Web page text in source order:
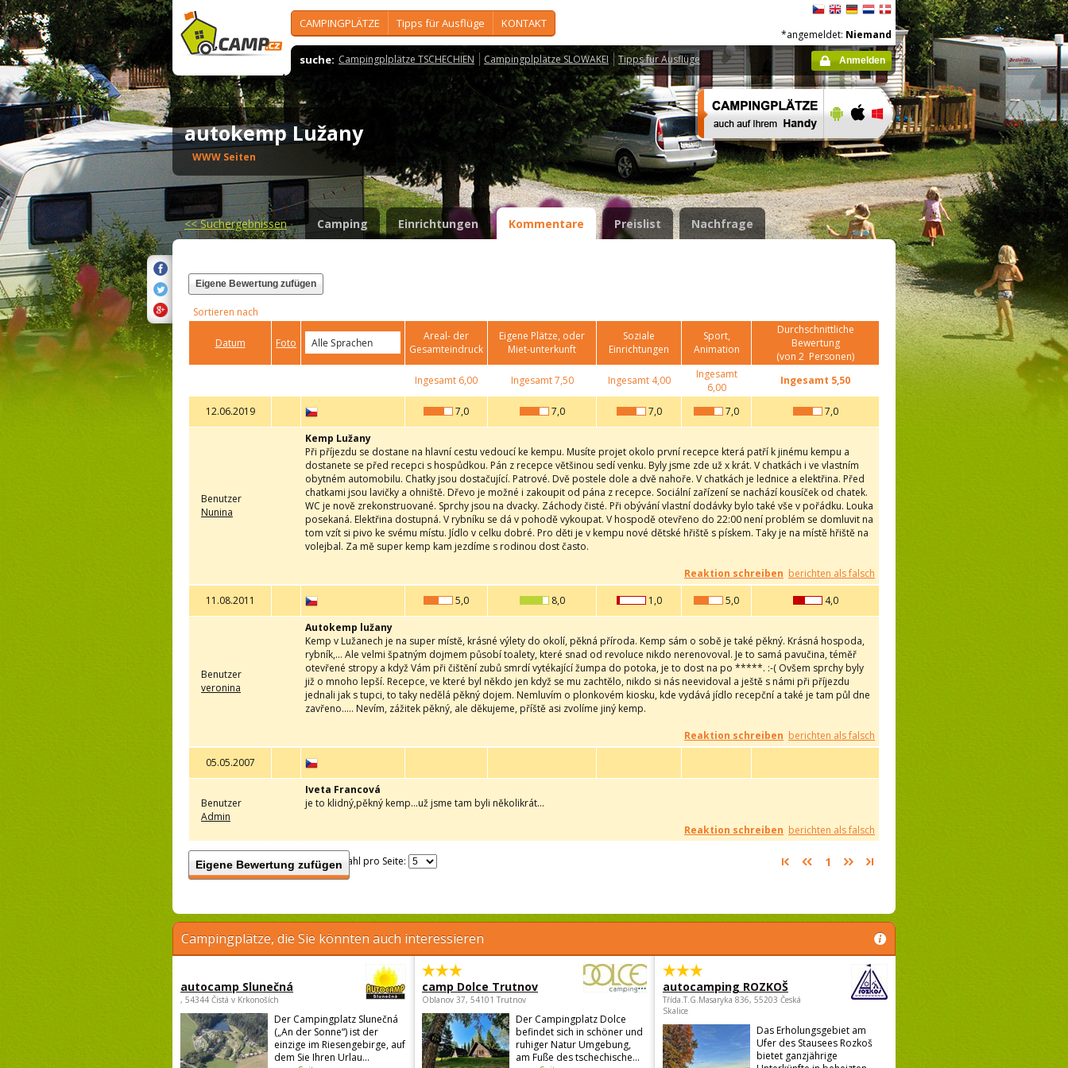
CAMPINGPLÄTZE Tipps für Ausflüge KONTAKT
suche: Campingplplätze TSCHECHIEN Campingplplätze SLOWAKEI Tipps für Ausflüge
*angemeldet: Niemand
Anmelden
autokemp Lužany
WWW Seiten
<<Suchergebnissen Camping Einrichtungen Kommentare Preislist Nachfrage
Eigene Bewertung zufügen
Sortieren nach
Datum Foto
Areal- der
Gesamteindruck
Eigene Plätze, oder
Miet-unterkunft
Soziale
Einrichtungen
Sport,
Animation
Durchschnittliche
Bewertung
(von 2 Personen)
Ingesamt 6,00 Ingesamt7,50 Ingesamt4,00
Ingesamt
6,00
Ingesamt 5,50
12.06.2019 7,0 7,0 7,0 7,0 7,0
Benutzer
Nunina
Kemp Lužany
Při příjezdu se dostane na hlavní cestu vedoucí ke kempu. Musíte projet okolo první recepce která patří k jinému kempu a
dostanete se před recepci s hospůdkou. Pán z recepce většinou sedí venku. Byly jsme zde už x krát. V chatkách i ve vlastním
obytném automobilu. Chatky jsou dostačující. Patrové. Dvě postele dole a dvě nahoře. V chatkách je lednice a elektřina. Před
chatkami jsou lavičky a ohniště. Dřevo je možné i zakoupit od pána z recepce. Sociální zařízení se nachází kousíček od chatek.
WC je nově zrekonstruované. Sprchy jsou na dvacky. Záchody čisté. Při obývání vlastní dodávky bylo také vše v pořádku. Louka
posekaná. Elektřina dostupná. V rybníku se dá v pohodě vykoupat. V hospodě otevřeno do 22:00 není problém se domluvit na
tom vzít si pivo ke svému místu. Jídlo v celku dobré. Pro děti je v kempu nové dětské hřiště s pískem. Taky je na místě hřiště na
volejbal. Za mě super kemp kam jezdíme s rodinou dost často.
Reaktion schreiben berichten als falsch
11.08.2011
5,0 8,0 1,0 5,0 4,0
Benutzer
veronina
Autokemp lužany
Kemp v Lužanech je na super místě, krásné výlety do okolí, pěkná příroda. Kemp sám o sobě je také pěkný. Krásná hospoda,
rybník,... Ale velmi špatným dojmem působí toalety, které snad od revoluce nikdo nerenovoval. Je to samá pavučina, téměř
otevřené stropy a když Vám při čištění zubů smrdí vytékající žumpa do potoka, je to dost na po *****. :-( Ovšem sprchy byly
již o mnoho lepší. Recepce, ve které byl někdo jen když se mu zachtělo, nikdo si nás neevidoval a ještě s námi při příjezdu
jednali jak s tupci, to taky nedělá pěkný dojem. Nemluvím o plonkovém kiosku, kde vydává jídlo recepční a také je tam půl dne
zavřeno..... Nevím, zážitek pěkný, ale děkujeme, příště asi zvolíme jiný kemp.
Reaktion schreiben berichten als falsch
05.05.2007
Benutzer
Admin
Iveta Francová
je to klidný,pěkný kemp...už jsme tam byli několikrát...
Reaktion schreiben berichten als falsch
Eigene Bewertung zufügenAnzahl pro Seite: 1
Campingplätze, die Sie könnten auch interessieren
autocamp Slunečná
, 54344 Čistá v Krkonoších
Der Campingplatz Slunečná
(„An der Sonne“) ist der
einzige im Riesengebirge, auf
dem Sie Ihren Urlau...
camp Dolce Trutnov
Oblanov 37, 54101 Trutnov
Der Campingplatz Dolce
befindet sich in schöner und
ruhiger Natur Umgebung,
am Fuße des tschechische...
autocamping ROZKOŠ
Třída.T.G.Masaryka 836, 55203 Česká
Skalice
Das Erholungsgebiet am
Ufer des Stausees Rozkoš
bietet ganzjährige